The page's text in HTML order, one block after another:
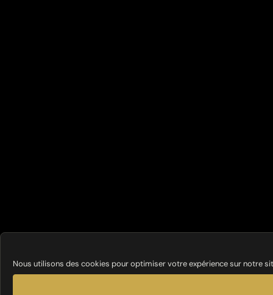
Nous utilisons des cookies pour optimiser votre expérience sur notre